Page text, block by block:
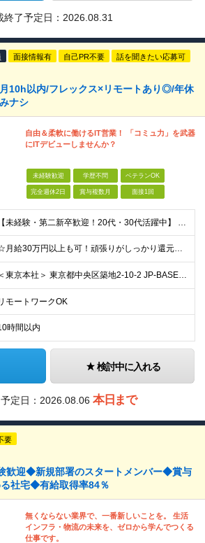
終了予定日： 2026.08.31
面接情報有 自己PR不要 話を聞きたい応募可
10h以内/フレックス×リモートあり◎/年休
ナシ
自由＆柔軟に働けるIT営業！ 「コミュ力」を武器
にITデビューしませんか？
未経験歓迎 学歴不問 ベテランOK
完全週休2日 賞与複数月 面接1回
【未経験・第二新卒歓迎！20代・30代活躍中】 ★意欲・人柄重視の採用を実施！ ★学歴不問 「営業の仕事にチャレンジしたい」 「IT業界で働いてみたい」 「専門知識やスキルを身につけたい」 そんな思
☆月給30万円以上も可！頑張りがしっかり還元される環境です♪ 月給25万～40万円＋インセンティブ ※ご経験などを考慮して決定します。 ※月給には固定残業代（20時間分／3万2,375円～）を含みま
＜東京本社＞ 東京都中央区築地2-10-2 JP-BASE築地駅前 4F (変更の範囲)上記を除く当社関連勤務地
モートワークOK
時間以内
検討中に入れる
定日： 2026.08.06 本日まで
要
歓迎◆新規部署のスタートメンバー◆賞与
社宅◆有給取得率84％
無くならない業界で、一番新しいことを。 生活
インフラ・物流の未来を、ゼロから学んでつくる
仕事です。